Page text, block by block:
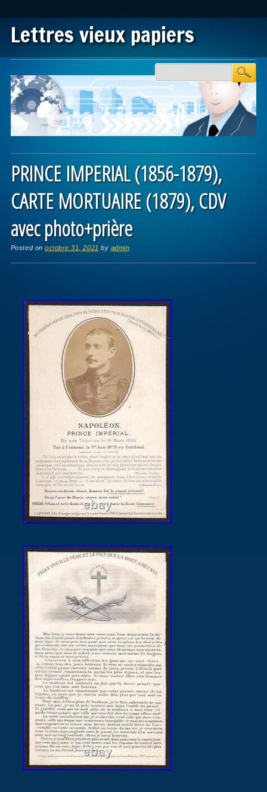
Lettres vieux papiers
Main menu
PRINCE IMPERIAL (1856-1879),
CARTE MORTUAIRE (1879), CDV
avec photo+prière
Posted onoctobre 31, 2021 by admin